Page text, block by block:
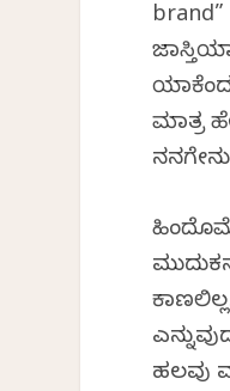
ಮಾತ್ರ
ಹಲವು